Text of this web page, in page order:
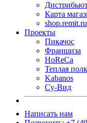
Карта
shop.remit.ru
Проекты
Пикачос
Франшиза
HoReCa
Теплая
Kabanos
Су-Вид
Написать нам